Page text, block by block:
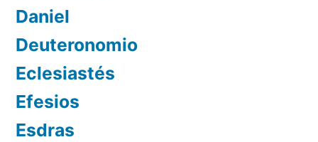
Daniel
Deuteronomio
Eclesiastés
Efesios
Esdras